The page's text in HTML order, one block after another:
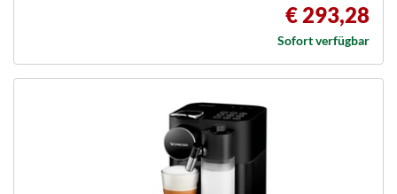
€ 293,28
Sofort verfügbar